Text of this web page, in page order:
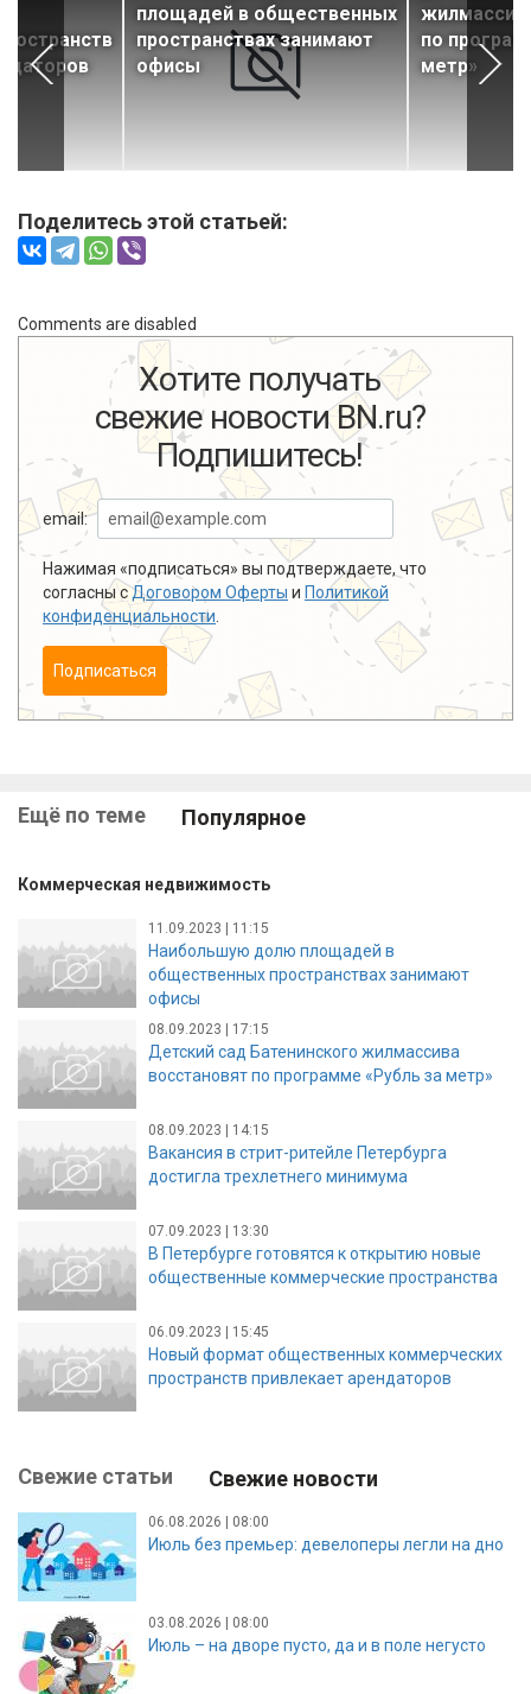
площадей в общественных
пространствах занимают
офисы
по
метр»
Поделитесь этой статьей:
Comments are disabled
Хотите получать
свежие новости BN.ru?
Подпишитесь!
email:
Нажимая «подписаться» вы подтверждаете, что
согласны сДоговором Оферты и Политикой
конфиденциальности
Подписаться
Ещё по теме Популярное
Коммерческая недвижимость
11.09.2023 | 11:15
Наибольшую долю площадей в
общественных пространствах занимают
офисы
08.09.2023 | 17:15
Детский сад Батенинского жилмассива
восстановят по программе «Рубль за метр»
08.09.2023 | 14:15
Вакансия в стрит-ритейле Петербурга
достигла трехлетнего минимума
07.09.2023 | 13:30
В Петербурге готовятся к открытию новые
общественные коммерческие пространства
06.09.2023 | 15:45
Новый формат общественных коммерческих
пространств привлекает арендаторов
Свежие статьи Свежие новости
06.08.2026 | 08:00
Июль без премьер: девелоперы легли на дно
03.08.2026 | 08:00
Июль – на дворе пусто, да и в поле негусто